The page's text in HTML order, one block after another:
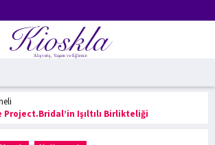
Project.Bridal’in Işıltılı Birlikteliği